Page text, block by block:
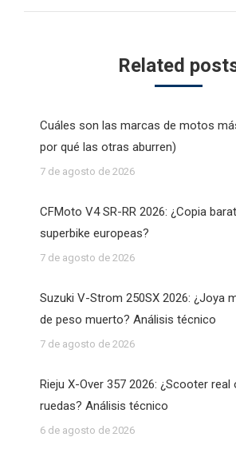
Related
Cuáles son las marcas de motos
por qué las otras aburren)
7 de agosto de 2026
CFMoto V4 SR-RR 2026: ¿Copia
superbike europeas?
7 de agosto de 2026
Suzuki V-Strom 250SX 2026: ¿Joya
de peso muerto? Análisis técnico
7 de agosto de 2026
Rieju X-Over 357 2026: ¿Scooter
ruedas? Análisis técnico
6 de agosto de 2026